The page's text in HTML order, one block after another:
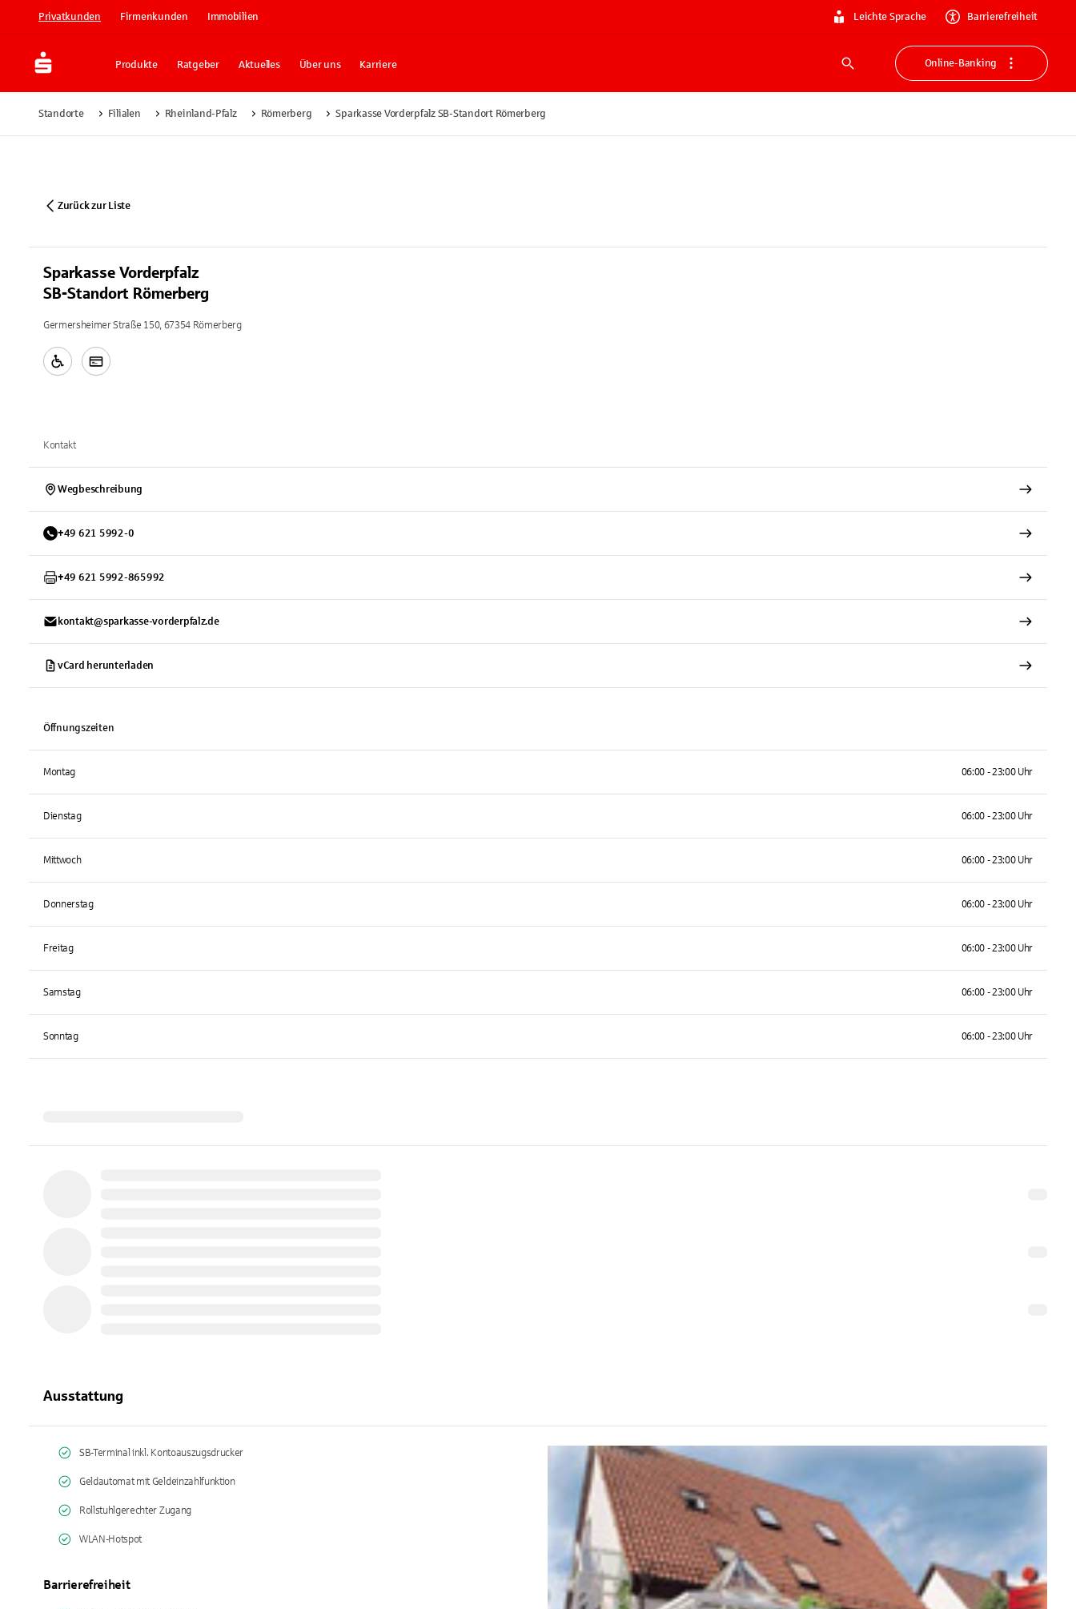
Privatkunden Firmenkunden Immobilien Leichte Sprache Barrierefreiheit
Produkte Ratgeber Aktuelles Über uns Karriere
Suche
Online-Banking
Standorte Filialen Rheinland-Pfalz Römerberg Sparkasse Vorderpfalz SB-Standort Römerberg
Zurück zur Liste
Sparkasse Vorderpfalz
SB-Standort Römerberg
Germersheimer Straße 150, 67354 Römerberg
Kontakt
Wegbeschreibung
+49 621 5992-0
+49 621 5992-865992
kontakt@sparkasse-vorderpfalz.de
vCard herunterladen
Öffnungszeiten
Montag 06:00 - 23:00 Uhr
Dienstag 06:00 - 23:00 Uhr
Mittwoch 06:00 - 23:00 Uhr
Donnerstag 06:00 - 23:00 Uhr
Freitag 06:00 - 23:00 Uhr
Samstag 06:00 - 23:00 Uhr
Sonntag 06:00 - 23:00 Uhr
Ausstattung
SB-Terminal inkl. Kontoauszugsdrucker
Geldautomat mit Geldeinzahlfunktion
Rollstuhlgerechter Zugang
WLAN-Hotspot
Barrierefreiheit